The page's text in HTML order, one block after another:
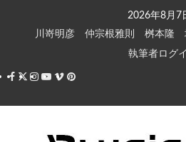
キ
2026年8月7
川嵜明彦
仲宗根雅則 桝本隆
執筆者ログ
Facebook
X Instagram
Youtube
VimeoPinterest